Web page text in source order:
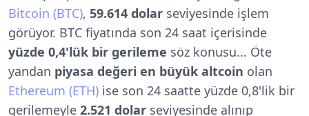
Bitcoin (BTC), 59.614 dolar seviyesinde işlem
görüyor. BTC fiyatında son 24 saat içerisinde
yüzde 0,4'lük bir gerileme söz konusu... Öte
yandan piyasa değeri en büyük altcoin olan
Ethereum (ETH) ise son 24 saatte yüzde 0,8'lik bir
gerilemeyle 2.521 dolar seviyesinde alınıp